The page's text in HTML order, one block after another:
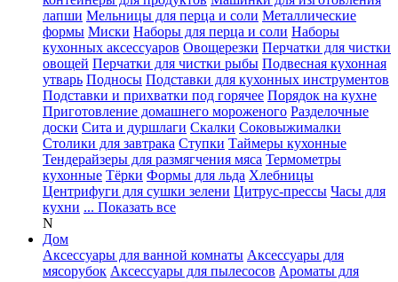
лапши Мельницы для перца и соли Металлические
формы Миски Наборы для перца и соли Наборы
кухонных аксессуаров Овощерезки Перчатки для чистки
овощей Перчатки для чистки рыбы Подвесная кухонная
утварь Подносы Подставки для кухонных инструментов
Подставки и прихватки под горячее Порядок на кухне
Приготовление домашнего мороженого Разделочные
доски Сита и дуршлаги Скалки Соковыжималки
Столики для завтрака Ступки Таймеры кухонные
Тендерайзеры для размягчения мяса Термометры
кухонные Тёрки Формы для льда Хлебницы
Центрифуги для сушки зелени Цитрус-прессы Часы для
кухни ... Показать все
N
Дом
Аксессуары для ванной комнаты Аксессуары для
мясорубок Аксессуары для пылесосов Ароматы для